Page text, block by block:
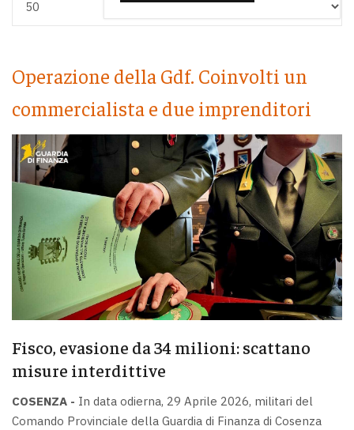
Operazione della Gdf. Coinvolti un
commercialista e due imprenditori
Fisco, evasione da 34 milioni: scattano
misure interdittive
COSENZA - In data odierna, 29 Aprile 2026, militari del
Comando Provinciale della Guardia di Finanza di Cosenza